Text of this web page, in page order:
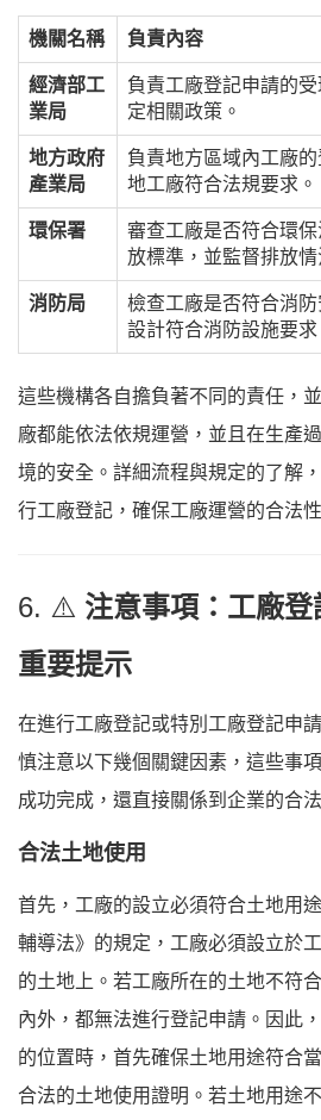
機關名稱 負責內容
經濟部工
業局
負責工廠登記申請的
定相關政策。
地方政府
產業局
負責地方區域內工廠
地工廠符合法規要求。
環保署
審查工廠是否符合環
放標準，並監督排放情
消防局
檢查工廠是否符合消
設計符合消防設施要求
這些機構各自擔負著不同的責任，
廠都能依法依規運營，並且在生產
境的安全。詳細流程與規定的了解
行工廠登記，確保工廠運營的合法
6. ⚠️ 注意事項：工廠
重要提示
在進行工廠登記或特別工廠登記申
慎注意以下幾個關鍵因素，這些事
成功完成，還直接關係到企業的合
合法土地使用
首先，工廠的設立必須符合土地用
輔導法》的規定，工廠必須設立於
的土地上。若工廠所在的土地不符
內外，都無法進行登記申請。因此
的位置時，首先確保土地用途符合
合法的土地使用證明。若土地用途